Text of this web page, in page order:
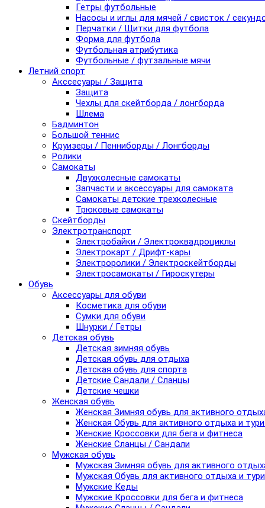
Гетры футбольные
Насосы и иглы для мячей / свисток /
Перчатки / Щитки для футбола
Форма для футбола
Футбольная атрибутика
Футбольные / футзальные мячи
Летний спорт
Акссесуары / Защита
Защита
Чехлы для скейтборда / лонгборда
Шлема
Бадминтон
Большой теннис
Круизеры / Пенниборды / Лонгборды
Ролики
Самокаты
Двухколесные самокаты
Запчасти и аксессуары для самоката
Самокаты детские трехколесные
Трюковые самокаты
Скейтборды
Электротранспорт
Электробайки / Электроквадроциклы
Электрокарт / Дрифт-кары
Электроролики / Электроскейтборды
Электросамокаты / Гироскутеры
Обувь
Аксессуары для обуви
Косметика для обуви
Сумки для обуви
Шнурки / Гетры
Детская обувь
Детская зимняя обувь
Детская обувь для отдыха
Детская обувь для спорта
Детские Сандали / Сланцы
Детские чешки
Женская обувь
Женская Зимняя обувь для активного
Женская Обувь для активного отдыха и
Женские Кроссовки для бега и фитнеса
Женские Сланцы / Сандали
Мужская обувь
Мужская Зимняя обувь для активного
Мужская Обувь для активного отдыха и
Мужские Кеды
Мужские Кроссовки для бега и фитнеса